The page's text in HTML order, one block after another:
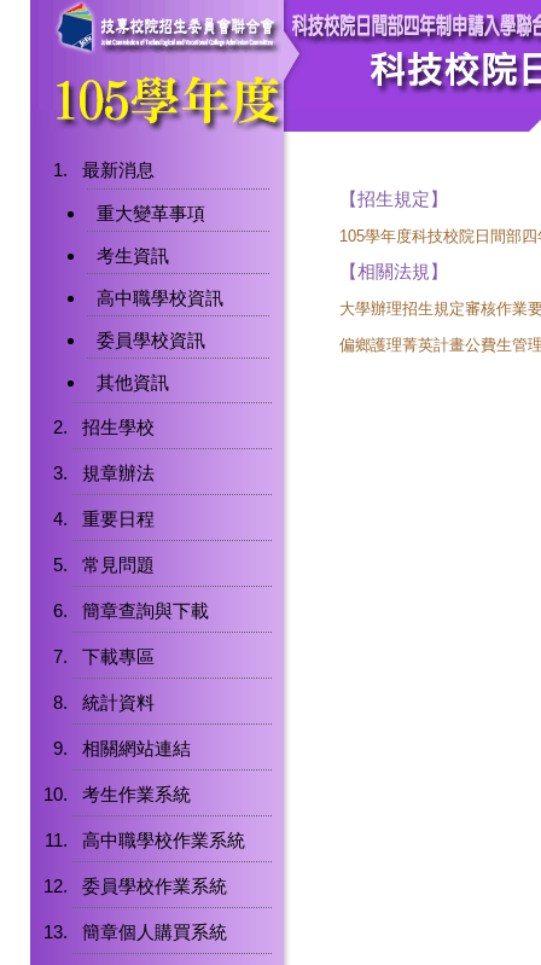
最新消息
重大變革事項
考生資訊
高中職學校資訊
委員學校資訊
其他資訊
招生學校
規章辦法
重要日程
常見問題
簡章查詢與下載
下載專區
統計資料
相關網站連結
考生作業系統
高中職學校作業系統
委員學校作業系統
簡章個人購買系統
【招生規定】
105學年度科技校院日間部
【相關法規】
大學辦理招生規定審核作業
偏鄉護理菁英計畫公費生管